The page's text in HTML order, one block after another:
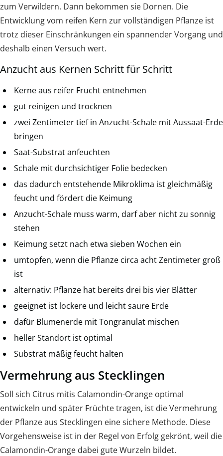
zum Verwildern. Dann bekommen sie Dornen. Die
Entwicklung vom reifen Kern zur vollständigen Pflanze ist
trotz dieser Einschränkungen ein spannender Vorgang und
deshalb einen Versuch wert.
Anzucht aus Kernen Schritt für Schritt
Kerne aus reifer Frucht entnehmen
gut reinigen und trocknen
zwei Zentimeter tief in Anzucht-Schale mit Aussaat-Erde
bringen
Saat-Substrat anfeuchten
Schale mit durchsichtiger Folie bedecken
das dadurch entstehende Mikroklima ist gleichmäßig
feucht und fördert die Keimung
Anzucht-Schale muss warm, darf aber nicht zu sonnig
stehen
Keimung setzt nach etwa sieben Wochen ein
umtopfen, wenn die Pflanze circa acht Zentimeter groß
ist
alternativ: Pflanze hat bereits drei bis vier Blätter
geeignet ist lockere und leicht saure Erde
dafür Blumenerde mit Tongranulat mischen
heller Standort ist optimal
Substrat mäßig feucht halten
Vermehrung aus Stecklingen
Soll sich Citrus mitis Calamondin-Orange optimal
entwickeln und später Früchte tragen, ist die Vermehrung
der Pflanze aus Stecklingen eine sichere Methode. Diese
Vorgehensweise ist in der Regel von Erfolg gekrönt, weil die
Calamondin-Orange dabei gute Wurzeln bildet.